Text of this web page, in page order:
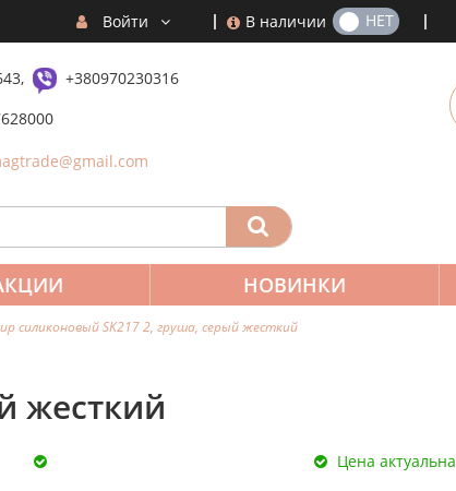
В наличии
ДА НЕТ
Войти
+380970230316
НОВИНКИ
силиконовый SK217 2, груша, серый жесткий
жесткий
Цена актуальна